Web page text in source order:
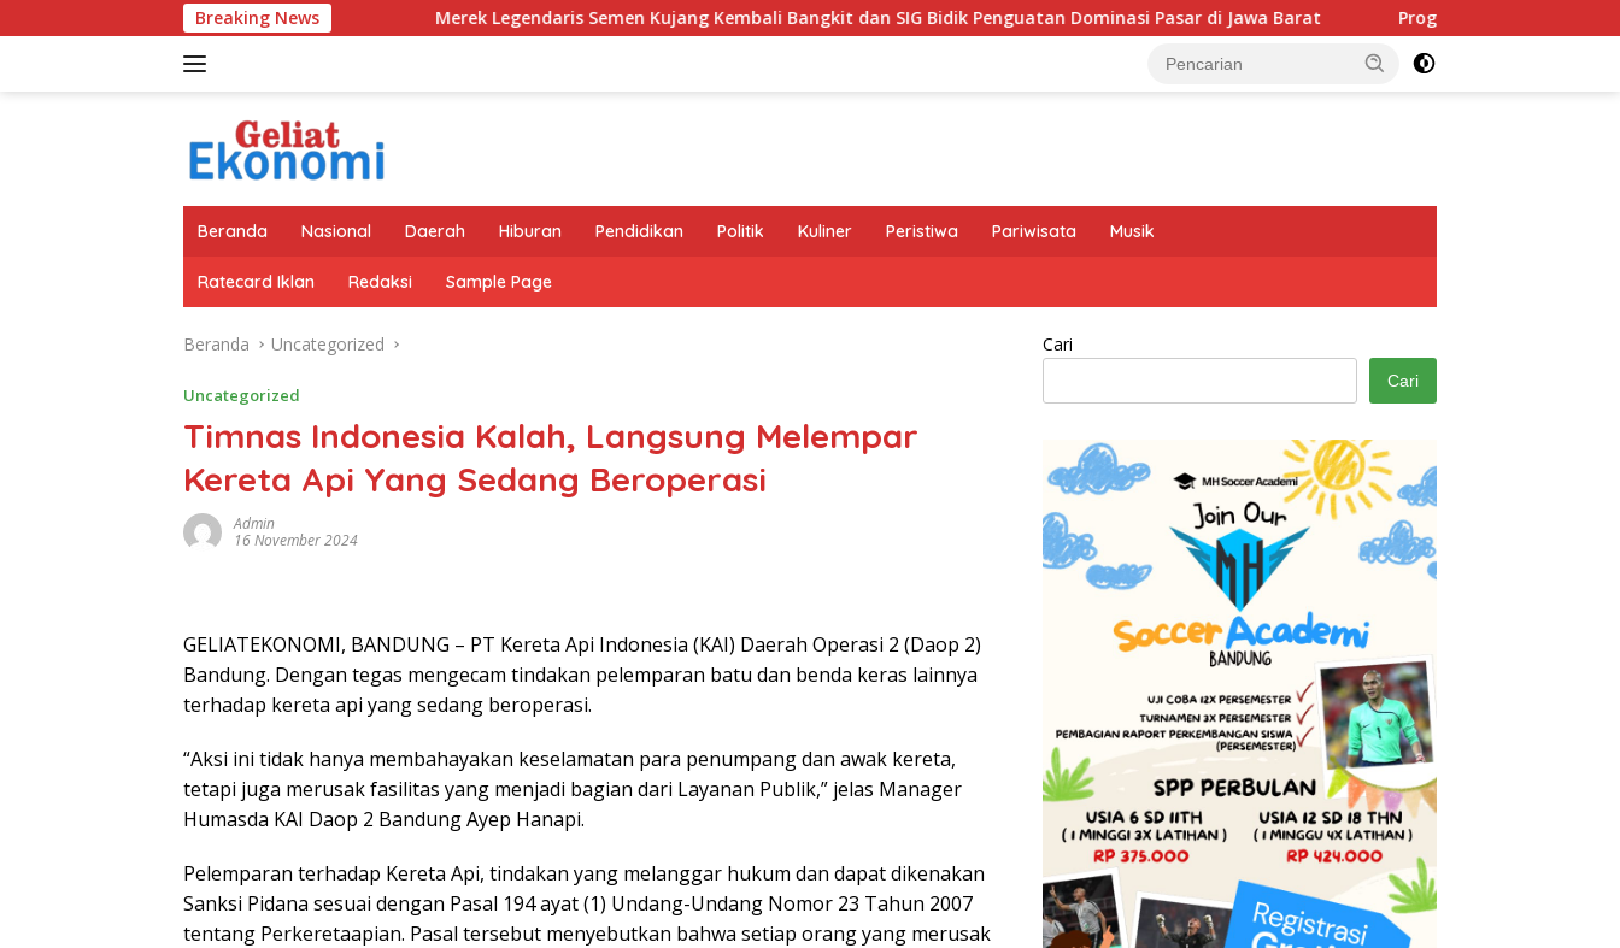
ke
Breaking News
Merek Legendaris Semen Kujang Kembali Bangkit dan SIG Bidik Penguatan Dominasi Pasar di Jawa Barat Program GEMAS SDN 088 Embong Antarkan
Beranda Nasional Daerah Hiburan Pendidikan Politik Kuliner Peristiwa Pariwisata Musik
Ratecard Iklan Redaksi Sample Page
Beranda Uncategorized
Uncategorized
Timnas Indonesia Kalah, Langsung Melempar
Kereta Api Yang Sedang Beroperasi
Admin
16 November 2024
GELIATEKONOMI, BANDUNG – PT Kereta Api Indonesia (KAI) Daerah Operasi 2 (Daop 2)
Bandung. Dengan tegas mengecam tindakan pelemparan batu dan benda keras lainnya
terhadap kereta api yang sedang beroperasi.
“Aksi ini tidak hanya membahayakan keselamatan para penumpang dan awak kereta,
tetapi juga merusak fasilitas yang menjadi bagian dari Layanan Publik,” jelas Manager
Humasda KAI Daop 2 Bandung Ayep Hanapi.
Pelemparan terhadap Kereta Api, tindakan yang melanggar hukum dan dapat dikenakan
Sanksi Pidana sesuai dengan Pasal 194 ayat (1) Undang-Undang Nomor 23 Tahun 2007
tentang Perkeretaapian. Pasal tersebut menyebutkan bahwa setiap orang yang merusak
Cari
Cari